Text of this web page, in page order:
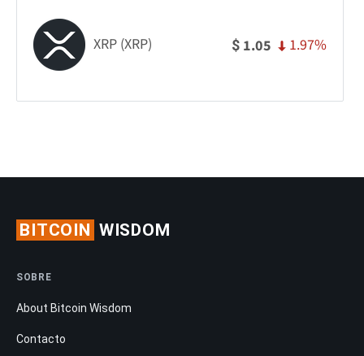
XRP (XRP) $ 1.05 1.97%
BITCOIN WISDOM
SOBRE
About Bitcoin Wisdom
Contacto